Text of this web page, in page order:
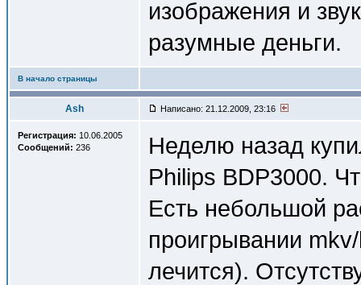
изображения и
разумные деньги.
В начало страницы
Ash Написано: 21.12.2009, 23:16
Регистрация: 10.06.2005
Сообщений: 236
Неделю назад
Philips BDP3000.
Есть небольшой
проигрывании
лечится).